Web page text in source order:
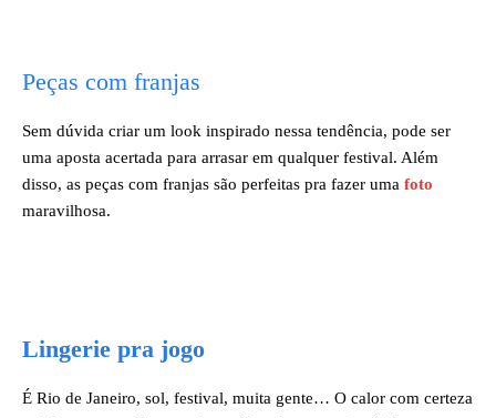
Peças com franjas
Sem dúvida criar um look inspirado nessa tendência, pode ser
uma aposta acertada para arrasar em qualquer festival. Além
disso, as peças com franjas são perfeitas pra fazer uma foto
maravilhosa.
Lingerie pra jogo
É Rio de Janeiro, sol, festival, muita gente… O calor com certeza